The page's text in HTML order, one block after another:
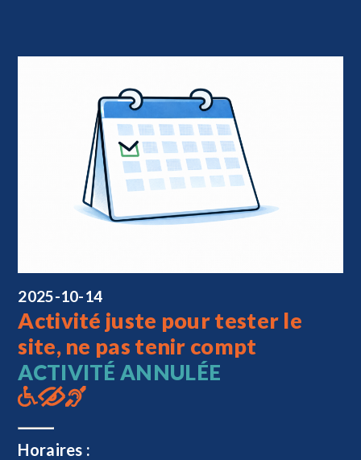
2025-10-14
Activité juste pour tester le
site, ne pas tenir compt
ACTIVITÉ ANNULÉE
Horaires :